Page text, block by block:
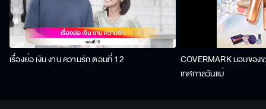
เรื่องย่อ เงิน งาน ความรัก ตอนที่ 12
COVERMARK มอบขอ
เทศกาลวันแม่